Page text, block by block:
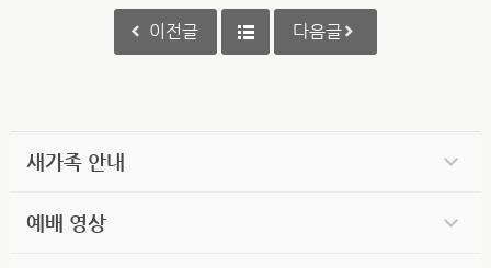
이전글 다음글
새가족 안내
예배 영상